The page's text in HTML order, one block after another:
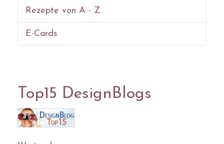
Rezepte von A - Z
E-Cards
Top15 DesignBlogs